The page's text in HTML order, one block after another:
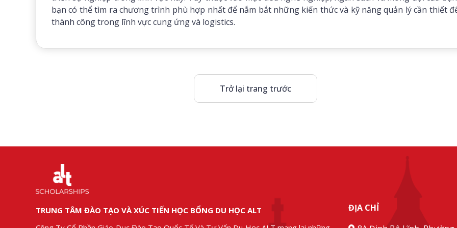
bạn có thể tìm ra chương trình phù hợp nhất để nắm bắt những kiến thức và kỹ năng quản lý cần thiết
thành công trong lĩnh vực cung ứng và logistics.
Trở lại trang trước
TRUNG TÂM ĐÀO TẠO VÀ XÚC TIẾN HỌC BỔNG DU HỌC ALT
ĐỊA CHỈ